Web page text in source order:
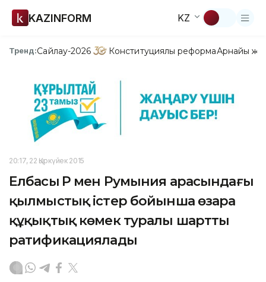
KAZINFORM KZ
Тренд:Сайлау-2026 Конституциялық реформаАрнайы
20:17, 22 Қыркүйек 2015
Елбасы ҚР мен Румыния арасындағы
қылмыстық істер бойынша өзара
құқықтық көмек туралы шартты
ратификациялады